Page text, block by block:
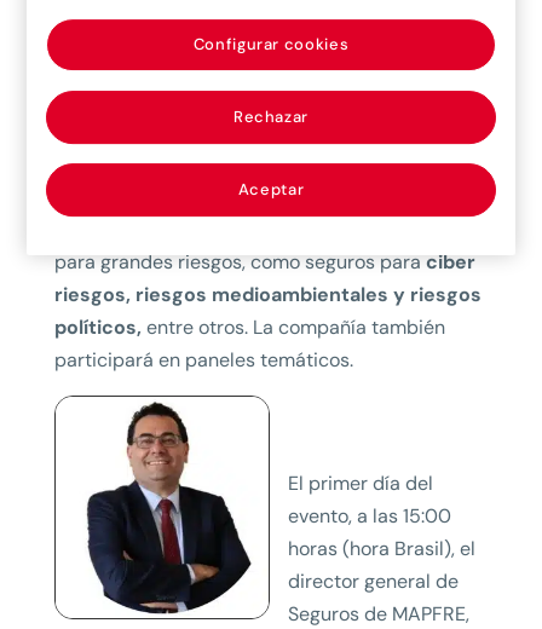
oportunidades de aprendizaje, networking y
MAPFRE lidera actualmente el
en el segmento de grandes riesgos, con una
cuota de mercado del 13%.
Además de su patrocinio,MAPFRE contará con
para grandes riesgos, como seguros paraciber
riesgos, riesgos medioambientales y riesgos
políticos, entre otros. La compañía también
participará en paneles temáticos.
El primer día del
evento, a las 15:00
horas (hora Brasil), el
director general de
Seguros de MAPFRE,
Rechazar
Aceptar
Configurar cookies